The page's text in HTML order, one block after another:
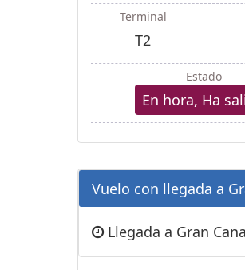
Terminal
T2
Estado
En hora, Ha
Vuelo con llegada a
Llegada a Gran